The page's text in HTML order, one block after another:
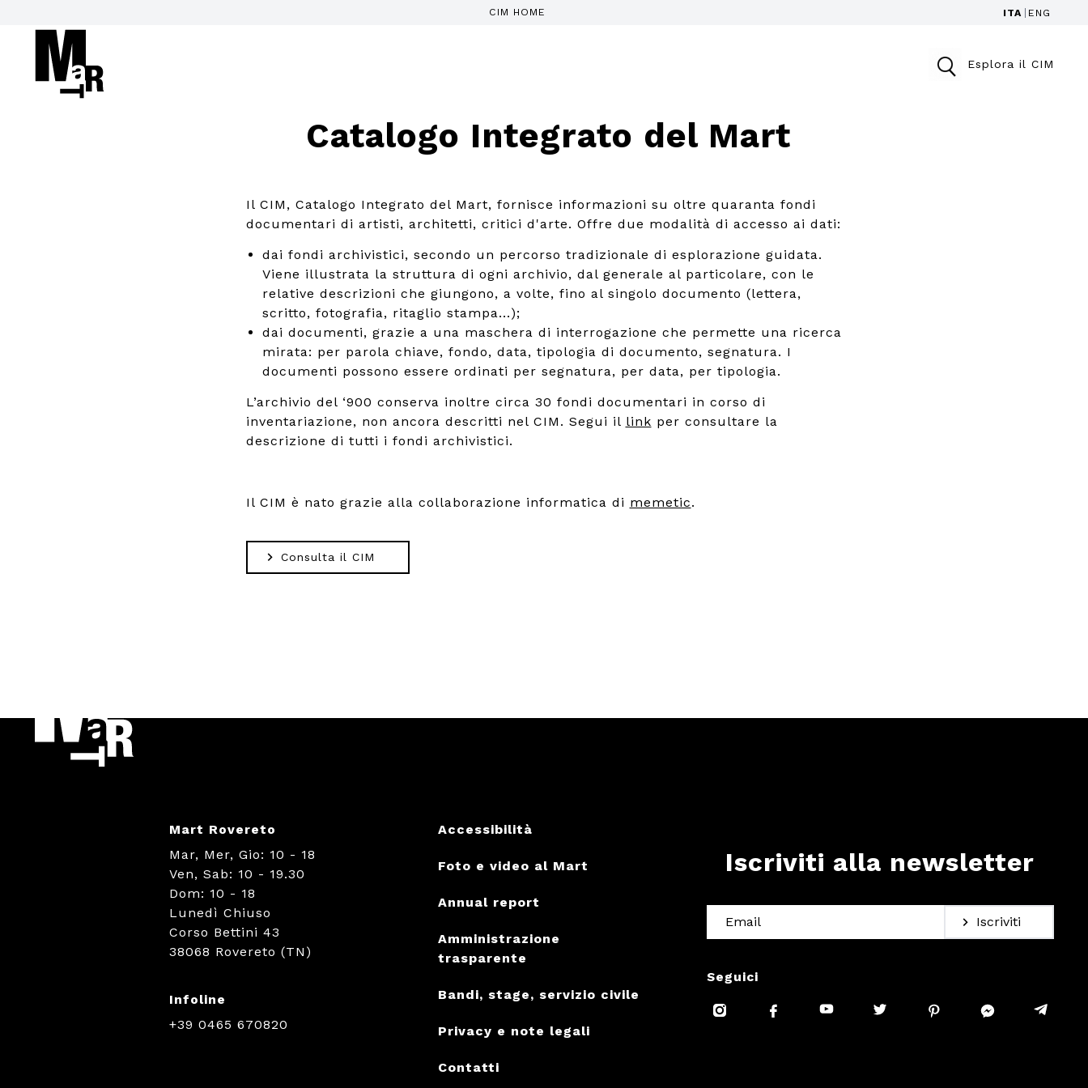
CIM HOME ITA ENG
Esplora il CIM
Catalogo Integrato del Mart
Il CIM, Catalogo Integrato del Mart, fornisce informazioni su oltre quaranta fondi
documentari di artisti, architetti, critici d'arte. Offre due modalità di accesso ai dati:
dai fondi archivistici, secondo un percorso tradizionale di esplorazione guidata.
Viene illustrata la struttura di ogni archivio, dal generale al particolare, con le
relative descrizioni che giungono, a volte, fino al singolo documento (lettera,
scritto, fotografia, ritaglio stampa...);
dai documenti, grazie a una maschera di interrogazione che permette una ricerca
mirata: per parola chiave, fondo, data, tipologia di documento, segnatura. I
documenti possono essere ordinati per segnatura, per data, per tipologia.
L’archivio del ‘900 conserva inoltre circa 30 fondi documentari in corso di
inventariazione, non ancora descritti nel CIM. Segui il link per consultare la
descrizione di tutti i fondi archivistici.
Il CIM è nato grazie alla collaborazione informatica di memetic.
Consulta il CIM
Mart Rovereto
Mar, Mer, Gio: 10 - 18
Ven, Sab: 10 - 19.30
Dom: 10 - 18
Lunedì Chiuso
Corso Bettini 43
38068 Rovereto (TN)
Infoline
+39 0465 670820
Accessibilità
Foto e video al Mart
Annual report
Amministrazione
trasparente
Bandi, stage, servizio civile
Privacy e note legali
Contatti
Iscriviti alla newsletter
Iscriviti
Seguici